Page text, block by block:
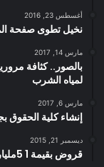
أغسطس 23, 2016
نخيل تطوى صفحة
مارس 14, 2017
بالصور.. كثافة
لمياه الشرب
مارس 6, 2017
إنشاء كلية الحقوق
ديسمبر 21, 2015
قروض بقيمة 1 5مليار دولار لتنمية سيناء